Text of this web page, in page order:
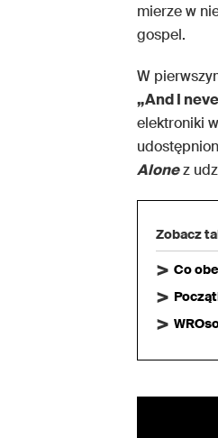
mierze w
gospel.
W
„And I
elektroniki
Alonez
Zobacz
Co